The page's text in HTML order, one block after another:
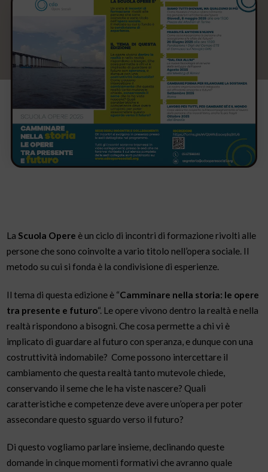
La Scuola Opere è un ciclo di incontri di formazione rivolti alle
persone che sono coinvolte a vario titolo nell’opera sociale. Il
metodo su cui si fonda è la condivisione di esperienze.
Il tema di questa edizione è “Camminare nella storia: le opere
tra presente e futuro“. Le opere vivono dentro la realtà e nella
realtà rispondono a bisogni. Che cosa permette a chi vi è
implicato di guardare al futuro con speranza, e dunque con una
costruttività indomabile? Come possono intercettare il
cambiamento che questa realtà tanto mutevole chiede,
conservando il seme che le ha viste nascere? Quali
caratteristiche e competenze deve avere un’opera per poter
assecondare questo sguardo verso il futuro?
Di questo vogliamo parlare insieme, declinando queste
domande in cinque momenti formativi che avranno quale